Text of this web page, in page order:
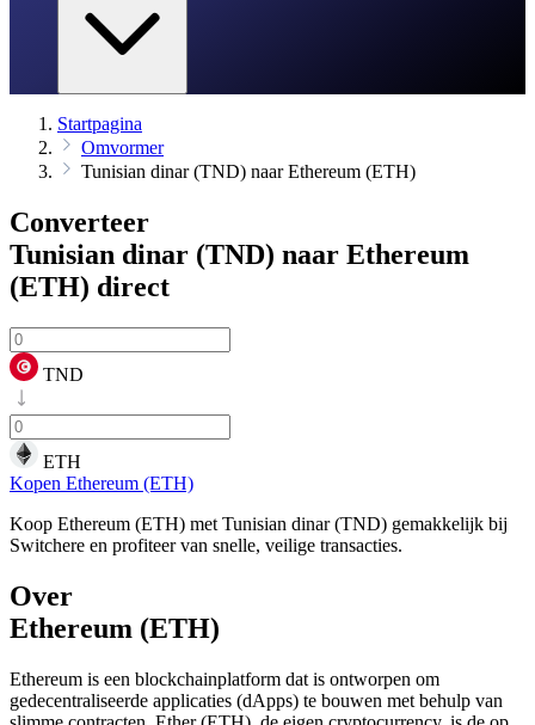
Startpagina
Omvormer
Tunisian dinar (TND) naar Ethereum (ETH)
Converteer
Tunisian dinar (TND) naar Ethereum
(ETH) direct
TND
ETH
Kopen Ethereum (ETH)
Koop Ethereum (ETH) met Tunisian dinar (TND) gemakkelijk bij
Switchere en profiteer van snelle, veilige transacties.
Over
Ethereum (ETH)
Ethereum is een blockchainplatform dat is ontworpen om
gedecentraliseerde applicaties (dApps) te bouwen met behulp van